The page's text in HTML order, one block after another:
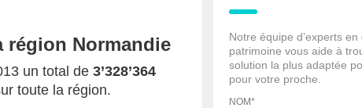
région Normandie
un total de 3’328’364
toute la région.
Notre équipe d’experts en
patrimoine vous aide à
solution la plus adaptée
pour votre proche.
NOM*